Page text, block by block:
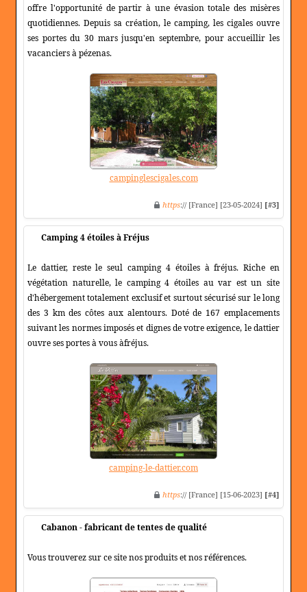
offre l'opportunité de partir à une évasion totale des misères
quotidiennes. Depuis sa création, le camping, les cigales ouvre
ses portes du 30 mars jusqu'en septembre, pour accueillir les
vacanciers à pézenas.
campinglescigales.com
https:// [France] [23-05-2024] [#3]
Camping 4 étoiles à Fréjus
Le dattier, reste le seul camping 4 étoiles à fréjus. Riche en
végétation naturelle, le camping 4 étoiles au var est un site
d'hébergement totalement exclusif et surtout sécurisé sur le long
des 3 km des côtes aux alentours. Doté de 167 emplacements
suivant les normes imposés et dignes de votre exigence, le dattier
ouvre ses portes à vous àfréjus.
camping-le-dattier.com
https:// [France] [15-06-2023] [#4]
Cabanon - fabricant de tentes de qualité
Vous trouverez sur ce site nos produits et nos références.